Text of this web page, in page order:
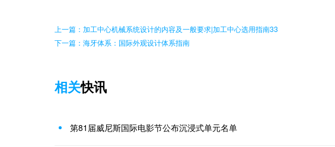
上一篇：加工中心机械系统设计的内容及一般要求|加工中心选用指南33
下一篇：海牙体系：国际外观设计体系指南
相关快讯
第81届威尼斯国际电影节公布沉浸式单元名单